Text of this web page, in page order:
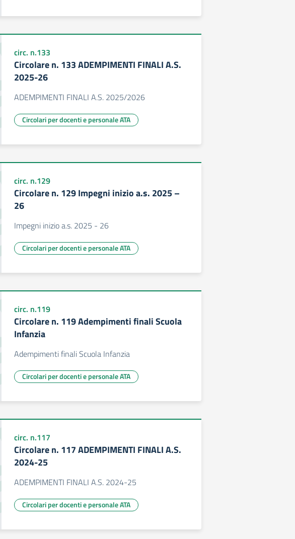
circ. n.133
Circolare n. 133 ADEMPIMENTI FINALI A.S.
2025-26
ADEMPIMENTI FINALI A.S. 2025/2026
Circolari per docenti e personale ATA
circ. n.129
Circolare n. 129 Impegni inizio a.s. 2025 –
26
Impegni inizio a.s. 2025 - 26
Circolari per docenti e personale ATA
circ. n.119
Circolare n. 119 Adempimenti finali Scuola
Infanzia
Adempimenti finali Scuola Infanzia
Circolari per docenti e personale ATA
circ. n.117
Circolare n. 117 ADEMPIMENTI FINALI A.S.
2024-25
ADEMPIMENTI FINALI A.S. 2024-25
Circolari per docenti e personale ATA